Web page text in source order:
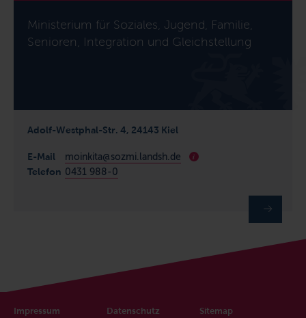
Ministerium für Soziales, Jugend, Familie,
Senioren, Integration und Gleichstellung
Adolf-Westphal-Str. 4, 24143 Kiel
E-Mail moinkita@sozmi.landsh.de
i
Telefon 0431 988-0
Impressum Datenschutz Sitemap